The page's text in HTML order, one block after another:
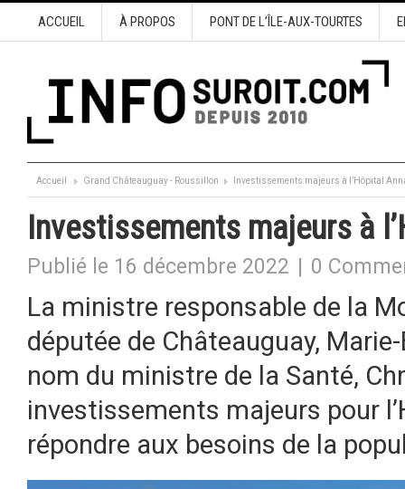
ACCUEIL À PROPOS PONT DE L’ÎLE-AUX-TOURTES
Accueil Grand Châteauguay - Roussillon Investissements majeurs à l’Hôpital
Investissements majeurs à
Publié le 16 décembre 2022 0
La ministre responsable de la
députée de Châteauguay,
nom du ministre de la Santé,
investissements majeurs pour
répondre aux besoins de la